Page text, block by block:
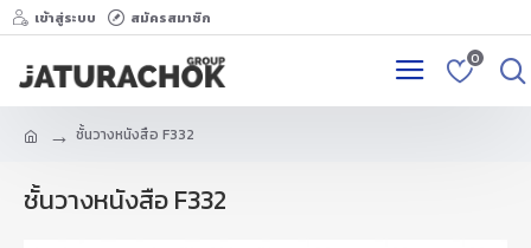
เข้าสู่ระบบ สมัครสมาชิก
0
ชั้นวางหนังสือ F332
ชั้นวางหนังสือ F332